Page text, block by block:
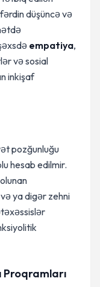
düşüncə və
empatiya,
və sosial
inkişaf
pozğunluğu
hesab edilmir.
ya digər zehni
Proqramları